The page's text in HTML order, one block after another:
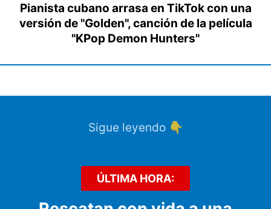
Pianista cubano arrasa en TikTok con una
versión de "Golden", canción de la película
"KPop Demon Hunters"
Sigue leyendo 👇